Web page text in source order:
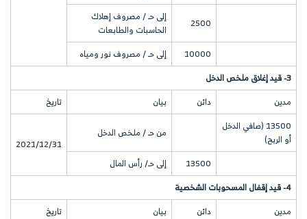
2500
إلى حـ / مصروف إهلاك
الحاسبات والطابعات
10000
إلى حـ / مصروف نور ومياه
3- قيد إغلاق ملخص الدخل
مدين
دائن بيان
تاريخ
13500 (صافي الدخل
أو الربح)
من حـ / ملخص الدخل
2021/12/31
13500
إلى حـ/ رأس المال
4- قيد إقفال المسحوبات الشخصية
مدين
دائن بيان
تاريخ